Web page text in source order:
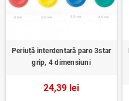
Periuță interdentară paro 3star
grip, 4 dimensiuni
24,39 lei